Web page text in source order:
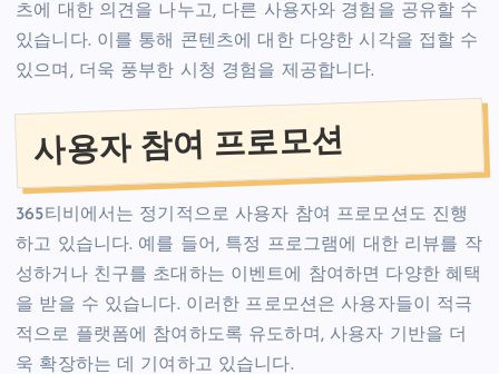
츠에 대한 의견을 나누고, 다른 사용자와 경험을 공유할 수
있습니다. 이를 통해 콘텐츠에 대한 다양한 시각을 접할 수
있으며, 더욱 풍부한 시청 경험을 제공합니다.
사용자 참여 프로모션
365티비에서는 정기적으로 사용자 참여 프로모션도 진행
하고 있습니다. 예를 들어, 특정 프로그램에 대한 리뷰를 작
성하거나 친구를 초대하는 이벤트에 참여하면 다양한 혜택
을 받을 수 있습니다. 이러한 프로모션은 사용자들이 적극
적으로 플랫폼에 참여하도록 유도하며, 사용자 기반을 더
욱 확장하는 데 기여하고 있습니다.